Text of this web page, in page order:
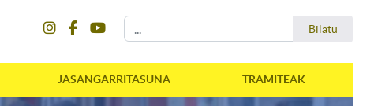
Bilatu
JASANGARRITASUNA TRAMITEAK